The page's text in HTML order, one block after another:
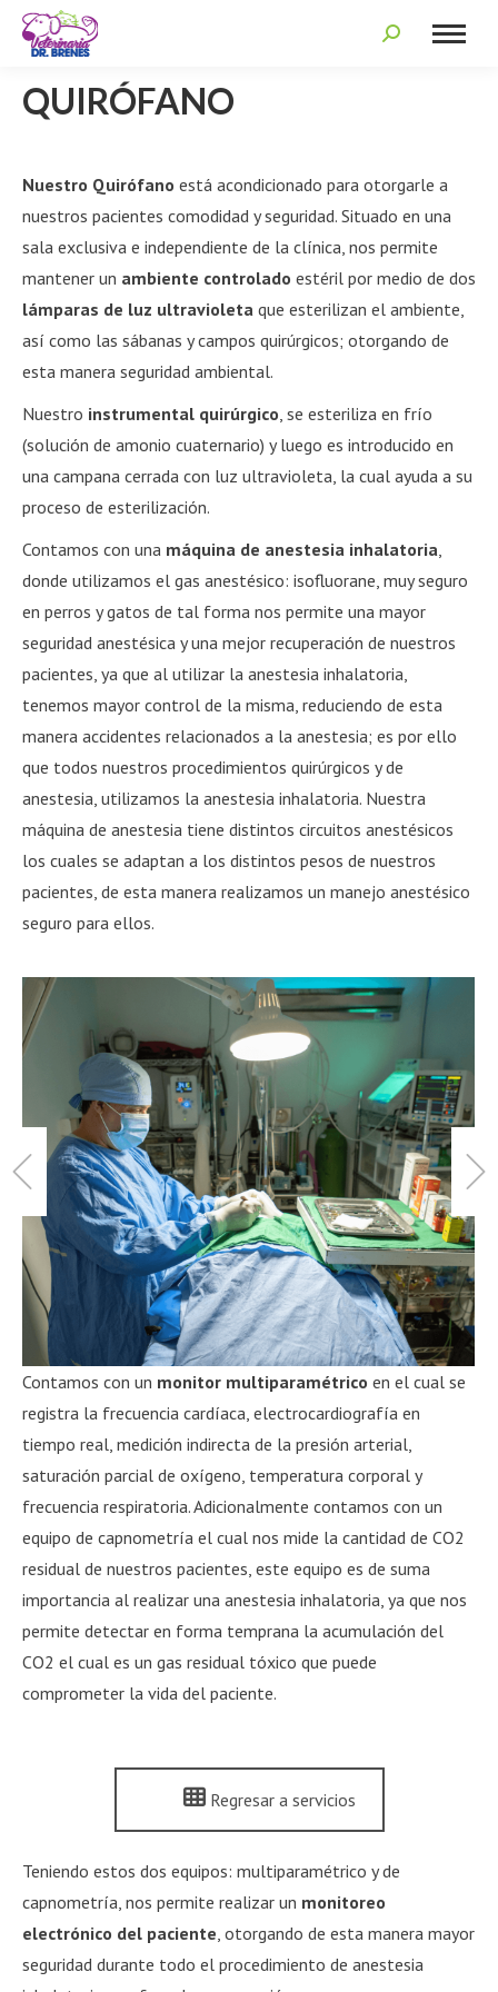
Search:
QUIRÓFANO
Nuestro Quirófano está acondicionado para otorgarle a
nuestros pacientes comodidad y seguridad. Situado en una
sala exclusiva e independiente de la clínica, nos permite
mantener un ambiente controlado estéril por medio de dos
lámparas de luz ultravioleta que esterilizan el ambiente,
así como las sábanas y campos quirúrgicos; otorgando de
esta manera seguridad ambiental.
Nuestro instrumental quirúrgico, se esteriliza en frío
(solución de amonio cuaternario) y luego es introducido en
una campana cerrada con luz ultravioleta, la cual ayuda a su
proceso de esterilización.
Contamos con una máquina de anestesia inhalatoria,
donde utilizamos el gas anestésico: isofluorane, muy seguro
en perros y gatos de tal forma nos permite una mayor
seguridad anestésica y una mejor recuperación de nuestros
pacientes, ya que al utilizar la anestesia inhalatoria,
tenemos mayor control de la misma, reduciendo de esta
manera accidentes relacionados a la anestesia; es por ello
que todos nuestros procedimientos quirúrgicos y de
anestesia, utilizamos la anestesia inhalatoria. Nuestra
máquina de anestesia tiene distintos circuitos anestésicos
los cuales se adaptan a los distintos pesos de nuestros
pacientes, de esta manera realizamos un manejo anestésico
seguro para ellos.
Contamos con un monitor multiparamétrico en el cual se
registra la frecuencia cardíaca, electrocardiografía en
tiempo real, medición indirecta de la presión arterial,
saturación parcial de oxígeno, temperatura corporal y
frecuencia respiratoria. Adicionalmente contamos con un
equipo de capnometría el cual nos mide la cantidad de CO2
residual de nuestros pacientes, este equipo es de suma
importancia al realizar una anestesia inhalatoria, ya que nos
permite detectar en forma temprana la acumulación del
CO2 el cual es un gas residual tóxico que puede
comprometer la vida del paciente.
Regresar a servicios
Teniendo estos dos equipos: multiparamétrico y de
capnometría, nos permite realizar un monitoreo
electrónico del paciente, otorgando de esta manera mayor
seguridad durante todo el procedimiento de anestesia